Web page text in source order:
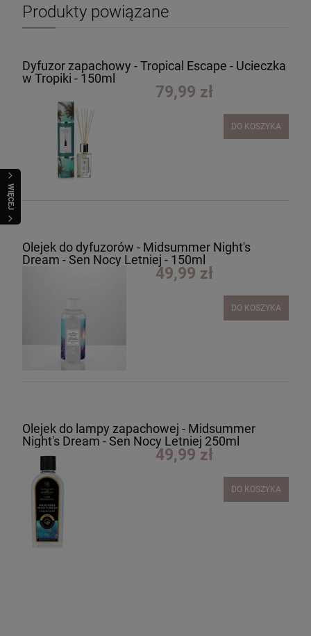
WIĘCEJ
Produkty powiązane
Dyfuzor zapachowy - Tropical Escape - Ucieczka
w Tropiki - 150ml
79,99 zł
DO KOSZYKA
Olejek do dyfuzorów - Midsummer Night's
Dream - Sen Nocy Letniej - 150ml
49,99 zł
DO KOSZYKA
Olejek do lampy zapachowej - Midsummer
Night's Dream - Sen Nocy Letniej 250ml
49,99 zł
DO KOSZYKA